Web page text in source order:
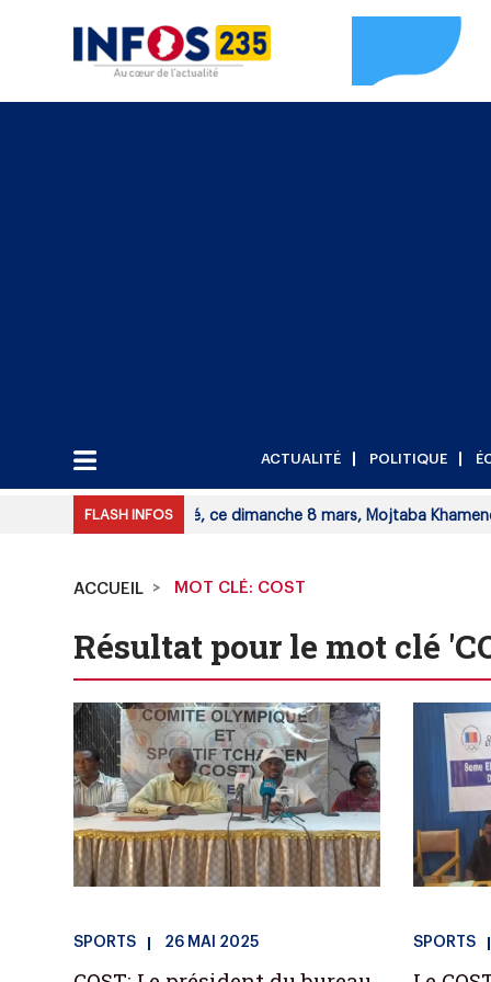
ACTUALITÉ POLITIQUE
FLASH INFOS
des experts a désigné, ce dimanche 8 mars, Mojtaba Khamenei,
ACCUEIL MOT CLÉ: COST
Résultat pour le mot clé
SPORTS 26 MAI 2025 SPORTS